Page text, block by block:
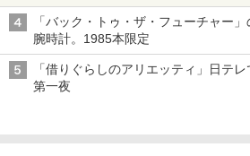
「バック・トゥ・ザ・フューチャー
腕時計。1985本限定
「借りぐらしのアリエッティ」日テ
第一夜